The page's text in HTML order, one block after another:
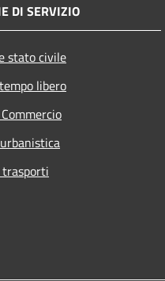
DI SERVIZIO
stato civile
libero